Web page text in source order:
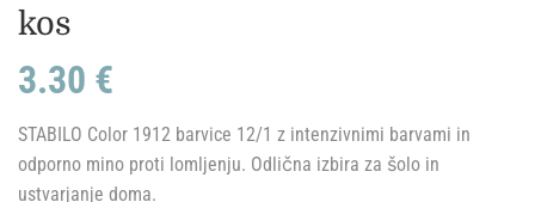
kos
3.30 €
STABILO Color 1912 barvice 12/1 z intenzivnimi barvami in
odporno mino proti lomljenju. Odlična izbira za šolo in
ustvarjanje doma.